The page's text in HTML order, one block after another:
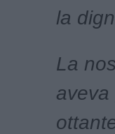
la
La
aveva